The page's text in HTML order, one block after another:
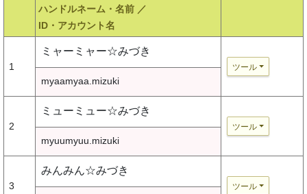
ハンドルネーム・名前 ／
ID・アカウント名
1
ミャーミャー☆みづき
ツール
myaamyaa.mizuki
2
ミューミュー☆みづき
ツール
myuumyuu.mizuki
3
みんみん☆みづき
ツール